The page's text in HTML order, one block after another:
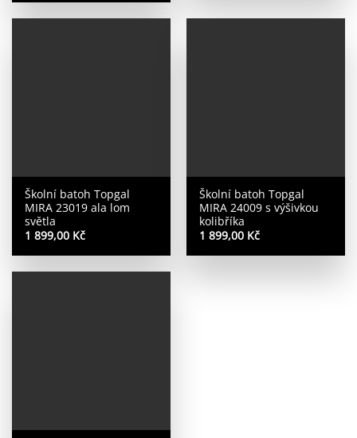
Školní batoh Topgal
MIRA 23019 ala lom
světla
1 899,00 Kč
Školní batoh Topgal
MIRA 24009 s výšivkou
kolibříka
1 899,00 Kč